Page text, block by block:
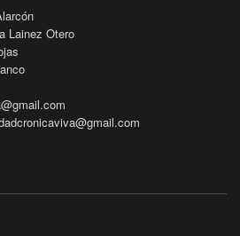
Lainez Otero